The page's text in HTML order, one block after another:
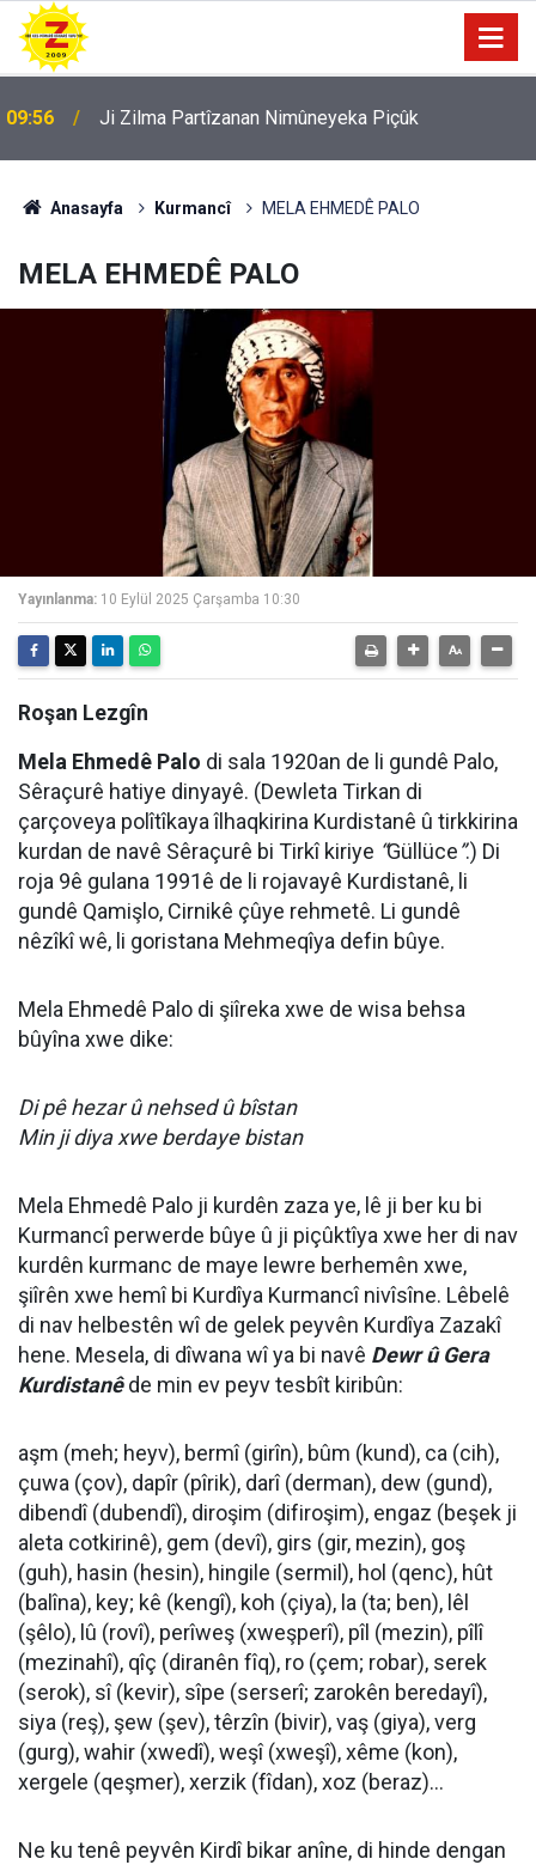
09:56 Ji Zilma Partîzanan Nimûneyeka Piçûk
Anasayfa Kurmancî MELA EHMEDÊ PALO
MELA EHMEDÊ PALO
Yayınlanma: 10 Eylül 2025 Çarşamba 10:30
Roşan Lezgîn
Mela Ehmedê Palo di sala 1920an de li gundê Palo,
Sêraçurê hatiye dinyayê. (Dewleta Tirkan di
çarçoveya polîtîkaya îlhaqkirina Kurdistanê û tirkkirina
kurdan de navê Sêraçurê bi Tirkî kiriye “Güllüce”.) Di
roja 9ê gulana 1991ê de li rojavayê Kurdistanê, li
gundê Qamişlo, Cirnikê çûye rehmetê. Li gundê
nêzîkî wê, li goristana Mehmeqîya defin bûye.
Mela Ehmedê Palo di şiîreka xwe de wisa behsa
bûyîna xwe dike:
Di pê hezar û nehsed û bîstan
Min ji diya xwe berdaye bistan
Mela Ehmedê Palo ji kurdên zaza ye, lê ji ber ku bi
Kurmancî perwerde bûye û ji piçûktîya xwe her di nav
kurdên kurmanc de maye lewre berhemên xwe,
şiîrên xwe hemî bi Kurdîya Kurmancî nivîsîne. Lêbelê
di nav helbestên wî de gelek peyvên Kurdîya Zazakî
hene. Mesela, di dîwana wî ya bi navê Dewr û Gera
Kurdistanêde min ev peyv tesbît kiribûn:
aşm (meh; heyv), bermî (girîn), bûm (kund), ca (cih),
çuwa (çov), dapîr (pîrik), darî (derman), dew (gund),
dibendî (dubendî), diroşim (difiroşim), engaz (beşek ji
aleta cotkirinê), gem (devî), girs (gir, mezin), goş
(guh), hasin (hesin), hingile (sermil), hol (qenc), hût
(balîna), key; kê (kengî), koh (çiya), la (ta; ben), lêl
(şêlo), lû (rovî), perîweş (xweşperî), pîl (mezin), pîlî
(mezinahî), qîç (diranên fîq), ro (çem; robar), serek
(serok), sî (kevir), sîpe (serserî; zarokên beredayî),
siya (reş), şew (şev), têrzîn (bivir), vaş (giya), verg
(gurg), wahir (xwedî), weşî (xweşî), xême (kon),
xergele (qeşmer), xerzik (fîdan), xoz (beraz)…
Ne ku tenê peyvên Kirdî bikar anîne, di hinde dengan